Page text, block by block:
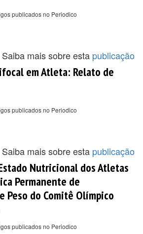
publicados no Periodico
Saiba mais sobre esta publicação
em Atleta: Relato de
publicados no Periodico
Saiba mais sobre esta publicação
Nutricional dos Atletas
Permanente de
Peso do Comitê Olímpico
publicados no Periodico